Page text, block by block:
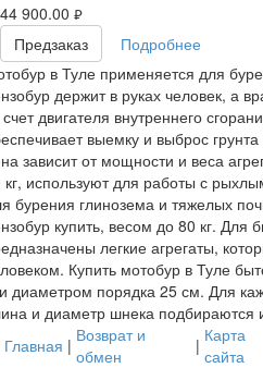
44 900.00 руб.
Предзаказ
Подробнее
в Туле применяется для
держит в руках человек, а
счет двигателя внутреннего
выемку и выброс
зависит от мощности и веса
кг, используют для работы с
бурения глинозема и тяжелых
купить, весом до 80 кг. Для
легкие агрегаты,
Купить мотобур в Туле
диаметром порядка 25 см. Для
и диаметр шнека подбираются
Главная | Возврат и
обмен
| Карта
сайта